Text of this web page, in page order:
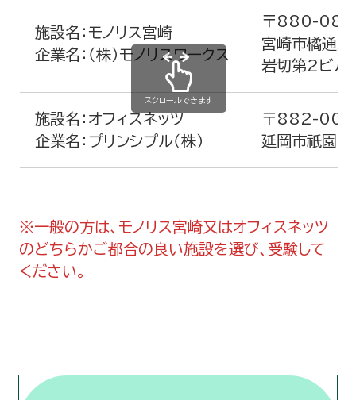
施設名：モノリス宮崎
企業名：（株）モノリスワークス
〒880-
宮崎市橘通
岩切第2ビル
施設名：オフィスネッツ
企業名：プリンシプル（株）
〒882-
延岡市祇園
スクロールできます
※一般の方は、モノリス宮崎又はオフィスネッツ
のどちらかご都合の良い施設を選び、受験して
ください。